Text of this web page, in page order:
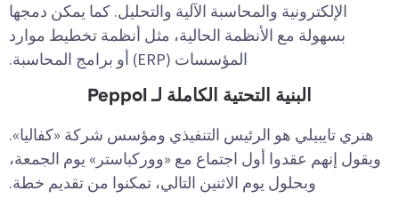
الإلكترونية والمحاسبة الآلية والتحليل. كما يمكن دمجها
بسهولة مع الأنظمة الحالية، مثل أنظمة تخطيط موارد
المؤسسات (ERP) أو برامج المحاسبة.
البنية التحتية الكاملة لـ Peppol
هنري تايبيلي هو الرئيس التنفيذي ومؤسس شركة «كفاليا».
ويقول إنهم عقدوا أول اجتماع مع «ووركباستر» يوم الجمعة،
وبحلول يوم الاثنين التالي، تمكنوا من تقديم خطة.